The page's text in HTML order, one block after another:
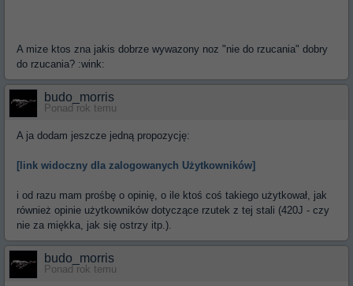
A mize ktos zna jakis dobrze wywazony noz "nie do rzucania" dobry
do rzucania? :wink:
budo_morris
Ponad rok temu
A ja dodam jeszcze jedną propozycję:
[link widoczny dla zalogowanych Użytkowników]
i od razu mam prośbę o opinię, o ile ktoś coś takiego użytkował, jak
również opinie użytkowników dotyczące rzutek z tej stali (420J - czy
nie za miękka, jak się ostrzy itp.).
budo_morris
Ponad rok temu